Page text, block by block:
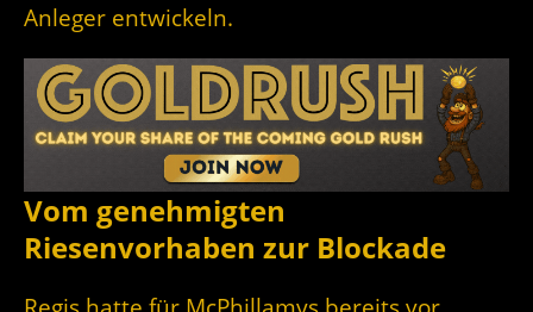
Anleger entwickeln.
Vom genehmigten
Riesenvorhaben zur Blockade